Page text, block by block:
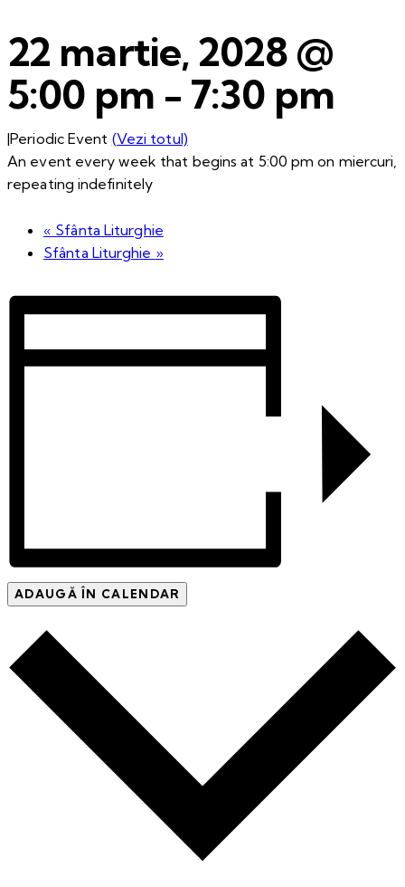
22 martie, 2028 @
5:00 pm - 7:30 pm
|Periodic Event (Vezi totul)
An event every week that begins at 5:00 pm on miercuri,
repeating indefinitely
« Sfânta Liturghie
Sfânta Liturghie »
ADAUGĂ ÎN CALENDAR